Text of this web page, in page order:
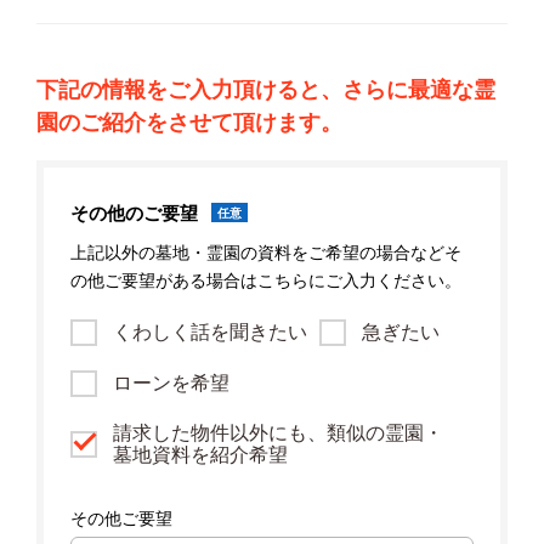
下記の情報をご入力頂けると、さらに最適な霊
園のご紹介をさせて頂けます。
その他のご要望 任意
上記以外の墓地・霊園の資料をご希望の場合などそ
の他ご要望がある場合はこちらにご入力ください。
くわしく話を聞きたい 急ぎたい
ローンを希望
請求した物件以外にも、類似の霊園・
墓地資料を紹介希望
その他ご要望